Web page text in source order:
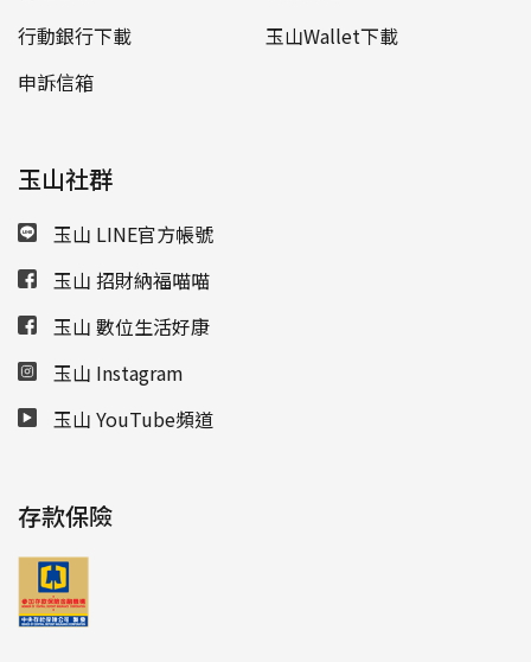
行動銀行下載
玉山Wallet下載
申訴信箱
玉山社群
玉山 LINE官方帳號
玉山 招財納福喵喵
玉山 數位生活好康
玉山 Instagram
玉山 YouTube頻道
存款保險